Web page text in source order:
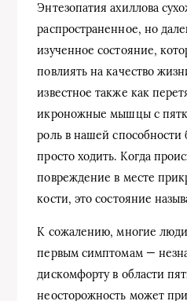
Энтезопатия ахиллова
распространенное, но
изученное состояние,
повлиять на качество
известное также как
икроножные мышцы с
роль в нашей способности
просто ходить. Когда
повреждение в месте
кости, это состояние
К сожалению, многие
первым симптомам —
дискомфорту в области
неосторожность может